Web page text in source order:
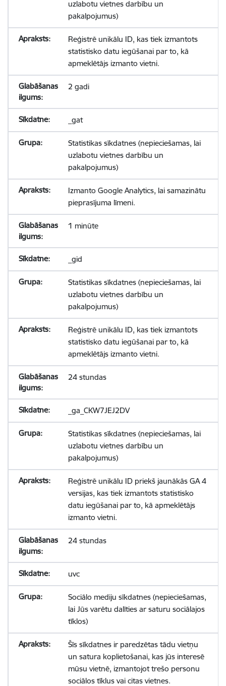
uzlabotu vietnes darbību un
pakalpojumus)
Reģistrē unikālu ID, kas tiek izmantots
statistisko datu iegūšanai par to, kā
apmeklētājs izmanto vietni.
2 gadi
_gat
Statistikas sīkdatnes (nepieciešamas, lai
uzlabotu vietnes darbību un
pakalpojumus)
Izmanto Google Analytics, lai samazinātu
pieprasījuma līmeni.
1 minūte
_gid
Statistikas sīkdatnes (nepieciešamas, lai
uzlabotu vietnes darbību un
pakalpojumus)
Reģistrē unikālu ID, kas tiek izmantots
statistisko datu iegūšanai par to, kā
apmeklētājs izmanto vietni.
24 stundas
_ga_CKW7JEJ2DV
Statistikas sīkdatnes (nepieciešamas, lai
uzlabotu vietnes darbību un
pakalpojumus)
Reģistrē unikālu ID priekš jaunākās GA 4
versijas, kas tiek izmantots statistisko
datu iegūšanai par to, kā apmeklētājs
izmanto vietni.
24 stundas
uvc
Sociālo mediju sīkdatnes (nepieciešamas,
lai Jūs varētu dalīties ar saturu sociālajos
tīklos)
Šīs sīkdatnes ir paredzētas tādu vietņu
un satura koplietošanai, kas jūs interesē
mūsu vietnē, izmantojot trešo personu
sociālos tīklus vai citas vietnes.